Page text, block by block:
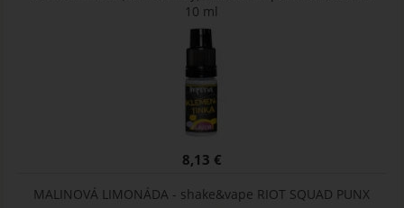
10 ml
8,13 €
MALINOVÁ LIMONÁDA - shake&vape RIOT SQUAD PUNX